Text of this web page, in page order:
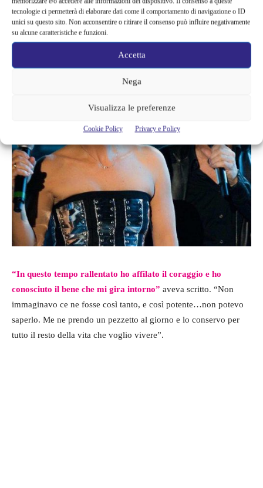
tecnologie ci permetterà di elaborare dati come il comportamento di navigazione o ID
unici su questo sito. Non acconsentire o ritirare il consenso può influire negativamente
su alcune caratteristiche e funzioni.
Accetta
Nega
Visualizza le preferenze
Cookie Policy Privacy e Policy
salute, parlando di quel male che le era nato dentro e non la
lasciava in pace.
“In questo tempo rallentato ho affilato il coraggio e ho
conosciuto il bene che mi gira intorno” aveva scritto. “Non
immaginavo ce ne fosse così tanto, e così potente…non potevo
saperlo. Me ne prendo un pezzetto al giorno e lo conservo per
tutto il resto della vita che voglio vivere”.